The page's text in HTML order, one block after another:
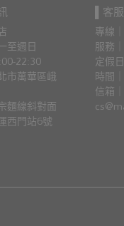
至週日
22:30
市萬華區峨
麵線斜對面
西門站6號
▌客
專線
服務
定假
時間
信箱｜